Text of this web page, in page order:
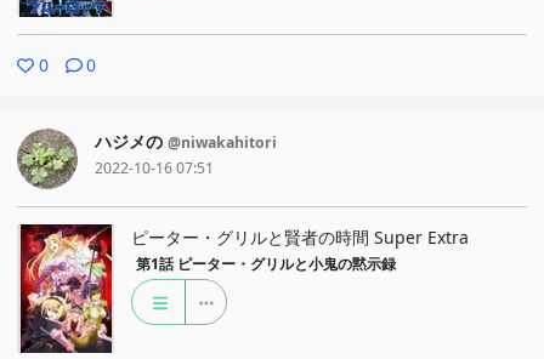
りと止める、そういうような意識を持っているのでないかという感
0 0
ハジメの @niwakahitori
2022-10-16 07:51
ピーター・グリルと賢者の時間 Super Extra
第1話 ピーター・グリルと小鬼の黙示録